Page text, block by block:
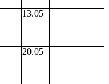
13.05
20.05